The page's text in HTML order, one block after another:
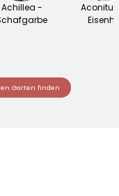
Achillea -
Garten finden